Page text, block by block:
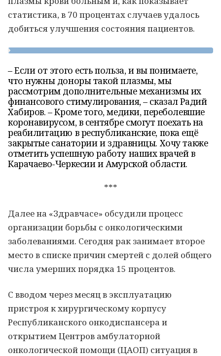
статистика, в 70 процентах случаев удалось
добиться улучшения состояния пациентов.
– Если от этого есть польза, и вы понимаете,
что нужны доноры такой плазмы, мы
рассмотрим дополнительные механизмы их
финансового стимулирования, – сказал Радий
Хабиров. – Кроме того, медики, переболевшие
коронавирусом, в сентябре смогут поехать на
реабилитацию в республиканские, пока ещё
закрытые санатории и здравницы. Хочу также
отметить успешную работу наших врачей в
Карачаево-Черкесии и Амурской области.
***
Далее на «Здравчасе» обсудили процесс
организации борьбы с онкологическими
заболеваниями. Сегодня рак занимает второе
место в списке причин смертей с долей общего
числа умерших порядка 15 процентов.
С вводом через месяц в эксплуатацию
пристроя к хирургическому корпусу
Республиканского онкодиспансера и
открытием Центров амбулаторной
онкологической помощи (ЦАОП) ситуация в